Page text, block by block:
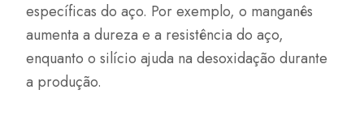
específicas do aço. Por exemplo, o manganês
aumenta a dureza e a resistência do aço,
enquanto o silício ajuda na desoxidação durante
a produção.